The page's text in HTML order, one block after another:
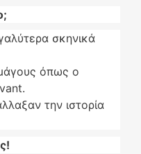
σκηνικά
όπως ο
την ιστορία